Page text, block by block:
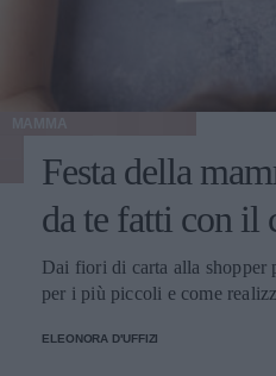
Festa della
da te fatti con il
Dai fiori di carta alla shopper
per i più piccoli e come
ELEONORA D'UFFIZI